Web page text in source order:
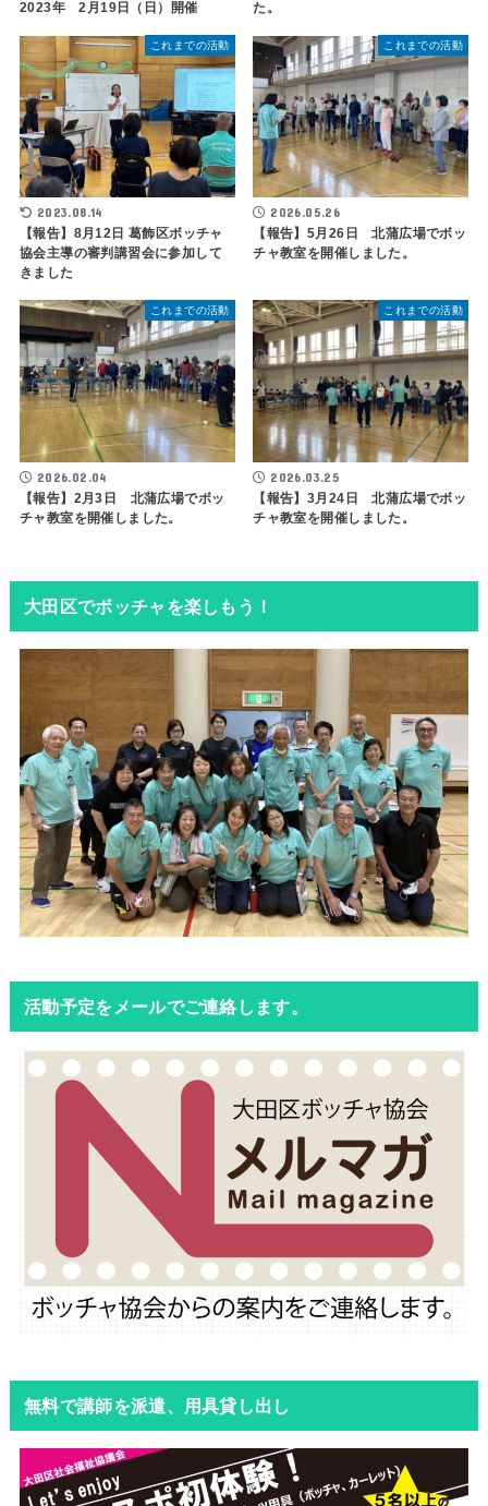
2023年 2月19日（日）開催
た。
これまでの活動
2023.08.14
【報告】8月12日 葛飾区ボッチャ
協会主導の審判講習会に参加して
きました
これまでの活動
2026.05.26
【報告】5月26日 北蒲広場でボッ
チャ教室を開催しました。
これまでの活動
2026.02.04
【報告】2月3日 北蒲広場でボッ
チャ教室を開催しました。
これまでの活動
2026.03.25
【報告】3月24日 北蒲広場でボッ
チャ教室を開催しました。
大田区でボッチャを楽しもう！
活動予定をメールでご連絡します。
無料で講師を派遣、用具貸し出し